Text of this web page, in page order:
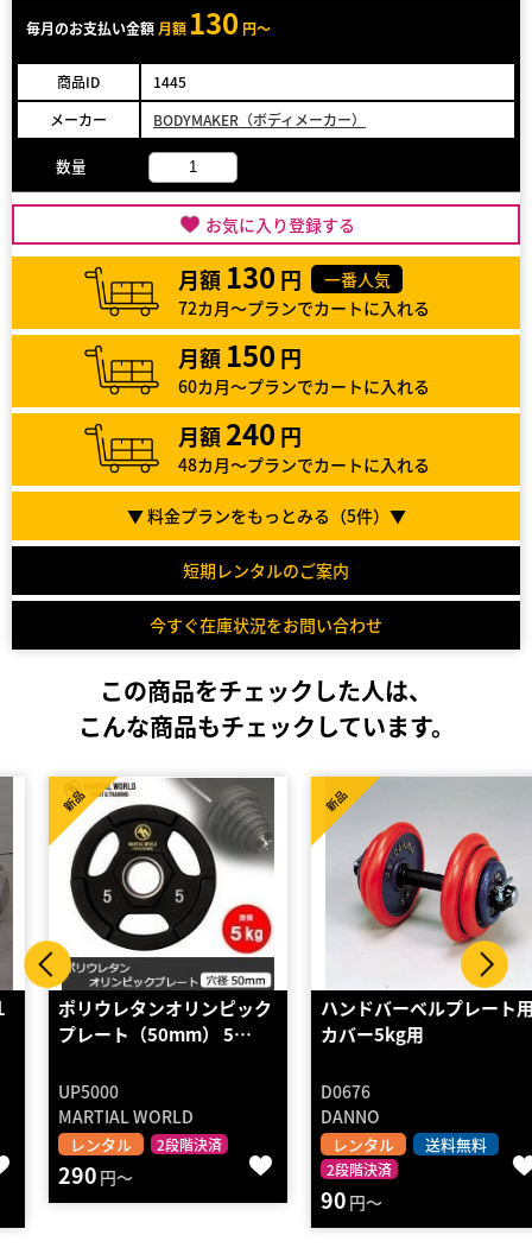
毎月のお支払い金額 月額 130 円～
商品ID
1445
メーカー
BODYMAKER（ボディメーカー）
数量
お気に入り登録する
月額 130 円
一番人気
72カ月～プランでカートに入れる
月額 150 円
60カ月～プランでカートに入れる
月額 240 円
48カ月～プランでカートに入れる
▼ 料金プランをもっとみる（5件）▼
短期レンタルのご案内
今すぐ在庫状況をお問い合わせ
この商品をチェックした人は、
こんな商品もチェックしています。
ポリウレタンオリンピック
プレート（50mm） 5…
UP5000
MARTIAL WORLD
レンタル 2段階決済
290円～
ハンドバーベルプレート用
カバー5kg用
D0676
DANNO
レンタル 送料無料
2段階決済
円～